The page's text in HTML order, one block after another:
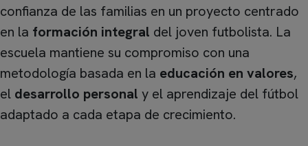
confianza de las familias en un proyecto centrado
en la formación integral del joven futbolista. La
escuela mantiene su compromiso con una
metodología basada en la educación en valores,
el desarrollo personal y el aprendizaje del fútbol
adaptado a cada etapa de crecimiento.